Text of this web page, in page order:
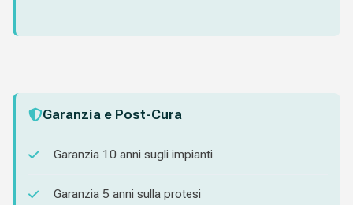
Garanzia e Post-Cura
Garanzia 10 anni sugli impianti
Garanzia 5 anni sulla protesi